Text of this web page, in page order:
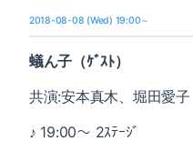
2018-08-08 (Wed) 19:00～
蟻ん子（ｹﾞｽﾄ）
共演:安本真木、堀田愛
♪ 19:00～ 2ｽﾃｰｼﾞ